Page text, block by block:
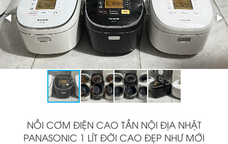
NỒI CƠM ĐIỆN CAO TẦN NỘI ĐỊA NHẬT
PANASONIC 1 LÍT ĐỜI CAO ĐẸP NHƯ MỚI